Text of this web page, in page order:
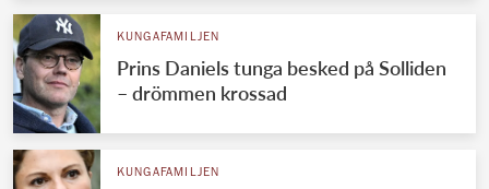
KUNGAFAMILJEN
Prins Daniels tunga besked på Solliden
– drömmen krossad
KUNGAFAMILJEN